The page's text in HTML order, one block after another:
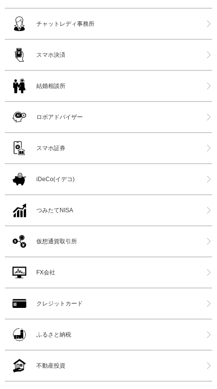
チャットレディ事務所
スマホ決済
結婚相談所
ロボアドバイザー
スマホ証券
iDeCo(イデコ)
つみたてNISA
仮想通貨取引所
FX会社
クレジットカード
ふるさと納税
不動産投資